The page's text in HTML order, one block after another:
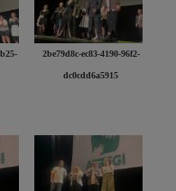
2be79d8c-ec83-4190-96f2-
dc0cdd6a5915